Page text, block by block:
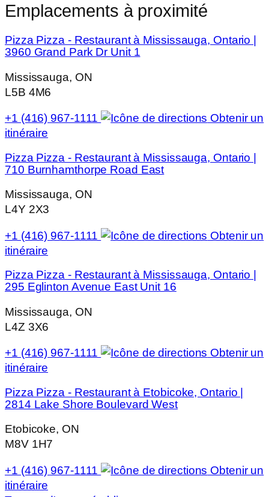
Emplacements à proximité
Pizza Pizza - Restaurant à Mississauga, Ontario |
3960 Grand Park Dr Unit 1
Mississauga, ON
L5B 4M6
+1 (416) 967-1111
Obtenir un
itinéraire
Pizza Pizza - Restaurant à Mississauga, Ontario |
710 Burnhamthorpe Road East
Mississauga, ON
L4Y 2X3
+1 (416) 967-1111
Obtenir un
itinéraire
Pizza Pizza - Restaurant à Mississauga, Ontario |
295 Eglinton Avenue East Unit 16
Mississauga, ON
L4Z 3X6
+1 (416) 967-1111
Obtenir un
itinéraire
Pizza Pizza - Restaurant à Etobicoke, Ontario |
2814 Lake Shore Boulevard West
Etobicoke, ON
M8V 1H7
+1 (416) 967-1111
Obtenir un
itinéraire